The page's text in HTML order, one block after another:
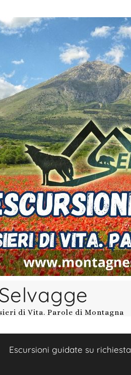
di Vita. Parole di Montagna
Escursioni guidate su richiesta